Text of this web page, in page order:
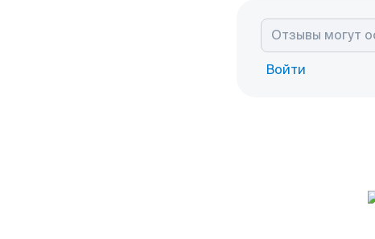
Войти